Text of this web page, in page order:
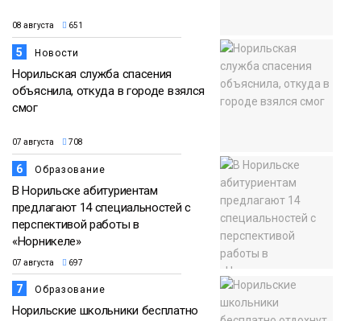
08 августа 651
5 Новости
Норильская служба спасения
объяснила, откуда в городе взялся
смог
07 августа 708
6 Образование
В Норильске абитуриентам
предлагают 14 специальностей с
перспективой работы в
«Норникеле»
07 августа 697
7 Образование
Норильские школьники бесплатно